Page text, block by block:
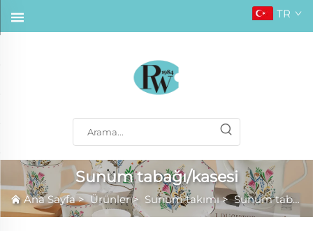
TR
Sunum tabağı/kasesi
Ana Sayfa>Ürünler> Sunum takımı>Sunum tabağı/kasesi